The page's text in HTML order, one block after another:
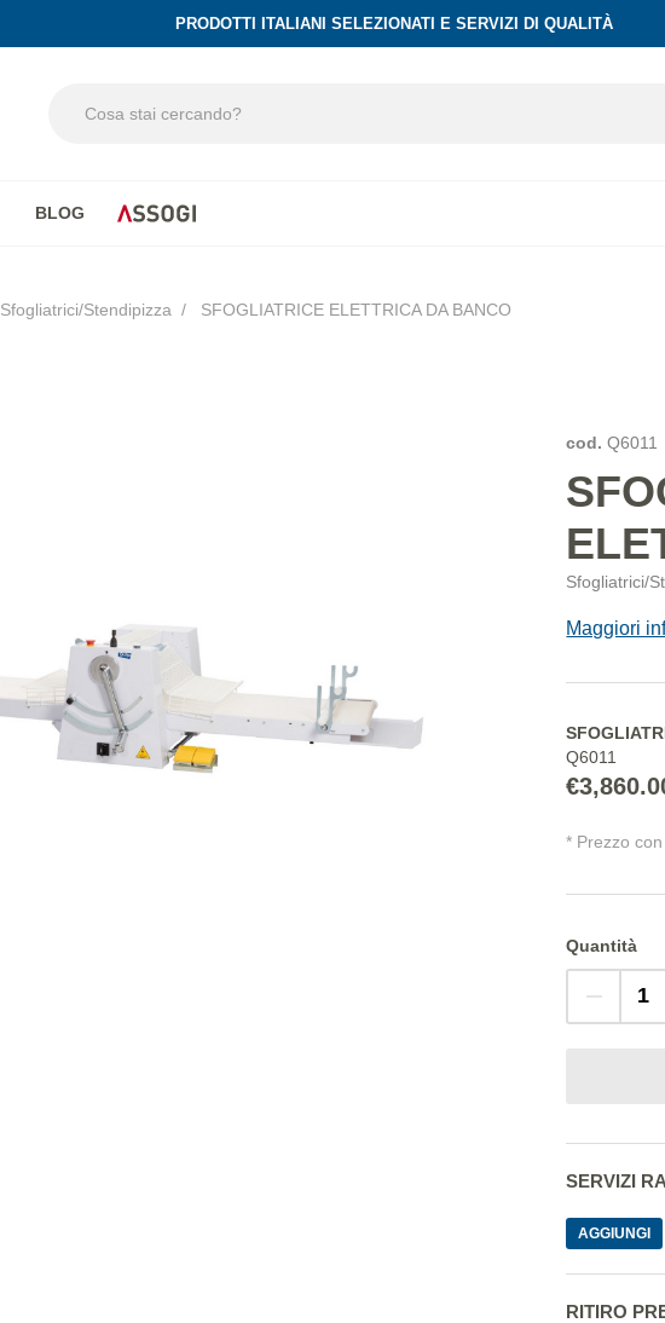
PRODOTTI ITALIANI SELEZIONATI E SERVIZI DI QUALITÀ
BLOG
Sfogliatrici/Stendipizza SFOGLIATRICE ELETTRICA DA BANCO
cod. Q6011
Sfogliatrici/
Maggiori
Q6011
* Prezzo
Quantità
SERVIZI
AGGIUNGI
RITIRO